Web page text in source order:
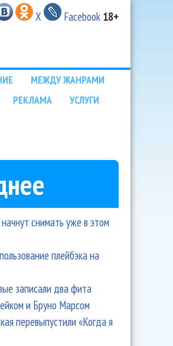
X Facebook 18+
МЕЖДУ ЖАНРАМИ
РЕКЛАМА
УСЛУГИ
снимать уже в этом
плейбэка на
записали два фита
и Бруно Марсом
перевыпустили «Когда я